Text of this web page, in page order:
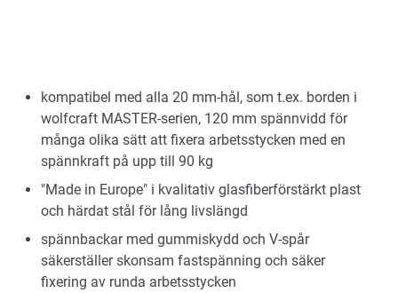
kompatibel med alla 20 mm-hål, som t.ex. borden i
wolfcraft MASTER-serien, 120 mm spännvidd för
många olika sätt att fixera arbetsstycken med en
spännkraft på upp till 90 kg
"Made in Europe" i kvalitativ glasfiberförstärkt plast
och härdat stål för lång livslängd
spännbackar med gummiskydd och V-spår
säkerställer skonsam fastspänning och säker
fixering av runda arbetsstycken